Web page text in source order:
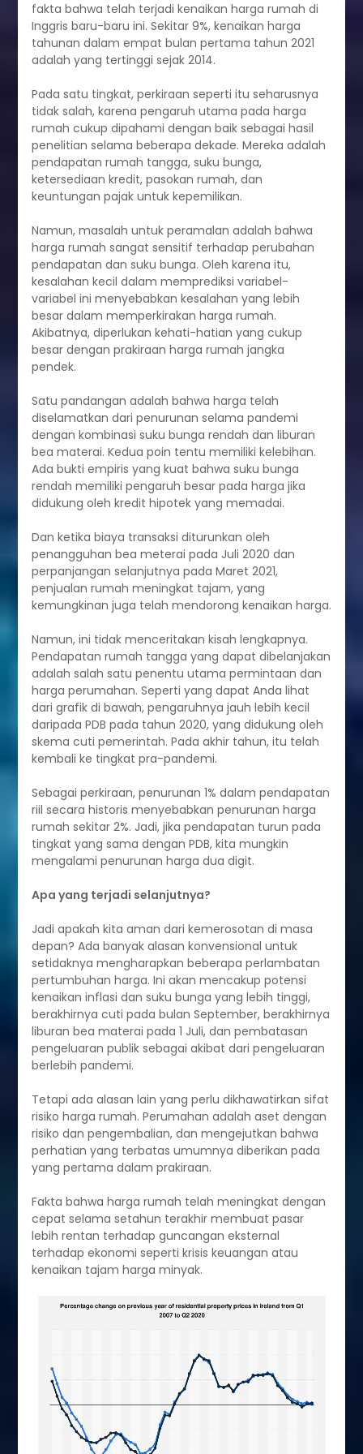
fakta bahwa telah terjadi kenaikan harga rumah di
Inggris baru-baru ini. Sekitar 9%, kenaikan harga
tahunan dalam empat bulan pertama tahun 2021
adalah yang tertinggi sejak 2014.
Pada satu tingkat, perkiraan seperti itu seharusnya
tidak salah, karena pengaruh utama pada harga
rumah cukup dipahami dengan baik sebagai hasil
penelitian selama beberapa dekade. Mereka adalah
pendapatan rumah tangga, suku bunga,
ketersediaan kredit, pasokan rumah, dan
keuntungan pajak untuk kepemilikan.
Namun, masalah untuk peramalan adalah bahwa
harga rumah sangat sensitif terhadap perubahan
pendapatan dan suku bunga. Oleh karena itu,
kesalahan kecil dalam memprediksi variabel-
variabel ini menyebabkan kesalahan yang lebih
besar dalam memperkirakan harga rumah.
Akibatnya, diperlukan kehati-hatian yang cukup
besar dengan prakiraan harga rumah jangka
pendek.
Satu pandangan adalah bahwa harga telah
diselamatkan dari penurunan selama pandemi
dengan kombinasi suku bunga rendah dan liburan
bea materai. Kedua poin tentu memiliki kelebihan.
Ada bukti empiris yang kuat bahwa suku bunga
rendah memiliki pengaruh besar pada harga jika
didukung oleh kredit hipotek yang memadai.
Dan ketika biaya transaksi diturunkan oleh
penangguhan bea meterai pada Juli 2020 dan
perpanjangan selanjutnya pada Maret 2021,
penjualan rumah meningkat tajam, yang
kemungkinan juga telah mendorong kenaikan harga.
Namun, ini tidak menceritakan kisah lengkapnya.
Pendapatan rumah tangga yang dapat dibelanjakan
adalah salah satu penentu utama permintaan dan
harga perumahan. Seperti yang dapat Anda lihat
dari grafik di bawah, pengaruhnya jauh lebih kecil
daripada PDB pada tahun 2020, yang didukung oleh
skema cuti pemerintah. Pada akhir tahun, itu telah
kembali ke tingkat pra-pandemi.
Sebagai perkiraan, penurunan 1% dalam pendapatan
riil secara historis menyebabkan penurunan harga
rumah sekitar 2%. Jadi, jika pendapatan turun pada
tingkat yang sama dengan PDB, kita mungkin
mengalami penurunan harga dua digit.
Apa yang terjadi selanjutnya?
Jadi apakah kita aman dari kemerosotan di masa
depan? Ada banyak alasan konvensional untuk
setidaknya mengharapkan beberapa perlambatan
pertumbuhan harga. Ini akan mencakup potensi
kenaikan inflasi dan suku bunga yang lebih tinggi,
berakhirnya cuti pada bulan September, berakhirnya
liburan bea materai pada 1 Juli, dan pembatasan
pengeluaran publik sebagai akibat dari pengeluaran
berlebih pandemi.
Tetapi ada alasan lain yang perlu dikhawatirkan sifat
risiko harga rumah. Perumahan adalah aset dengan
risiko dan pengembalian, dan mengejutkan bahwa
perhatian yang terbatas umumnya diberikan pada
yang pertama dalam prakiraan.
Fakta bahwa harga rumah telah meningkat dengan
cepat selama setahun terakhir membuat pasar
lebih rentan terhadap guncangan eksternal
terhadap ekonomi seperti krisis keuangan atau
kenaikan tajam harga minyak.